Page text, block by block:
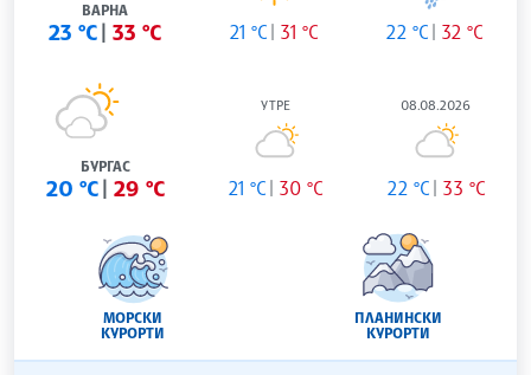
ВАРНА
23 °C 33 °C 21 °C 31 °C 22 °C 32 °C
БУРГАС
20 °C 29 °C
УТРЕ
21 °C 30 °C
08.08.2026
22 °C 33 °C
МОРСКИ
КУРОРТИ
ПЛАНИНСКИ
КУРОРТИ